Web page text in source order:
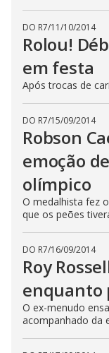
DO R7/11/10/2014
Rolou!
em festa
Após trocas de
DO R7/15/09/2014
Robson
emoção
olímpico
O medalhista fez
que os peões
DO R7/16/09/2014
Roy
enquanto
O ex-menudo
acompanhado da